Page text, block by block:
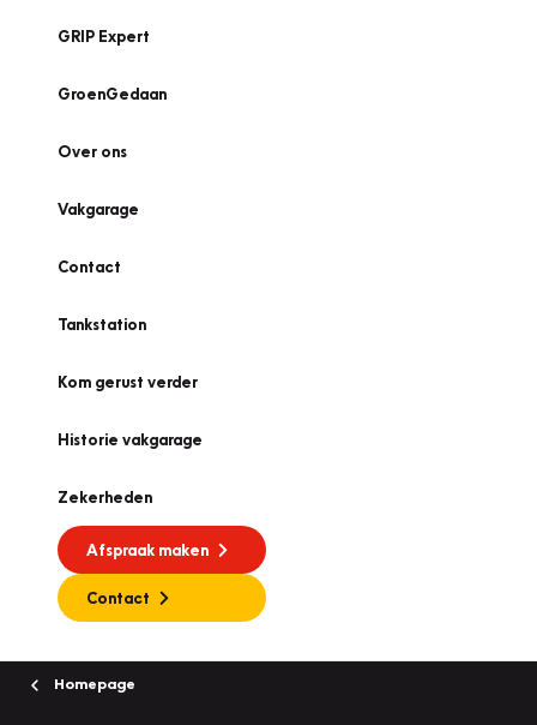
GRIP Expert
GroenGedaan
Over ons
Vakgarage
Contact
Tankstation
Kom gerust verder
Historie vakgarage
Zekerheden
Afspraak maken
Contact
Homepage